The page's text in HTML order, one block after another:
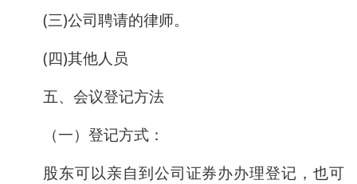
(三)公司聘请的律师。
(四)其他人员
五、会议登记方法
（一）登记方式：
股东可以亲自到公司证券办办理登记，也可